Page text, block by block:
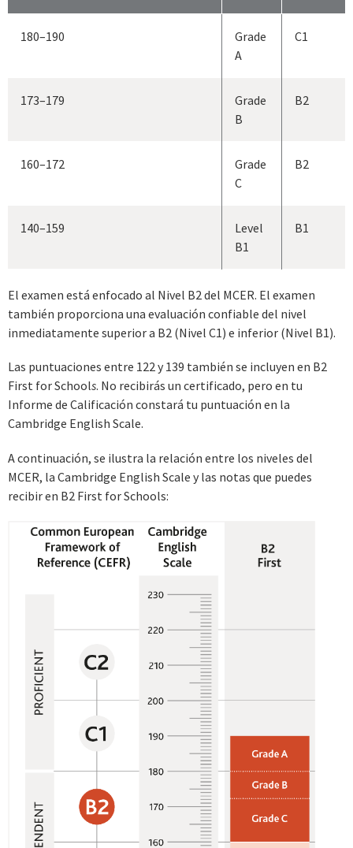
180–190
Grade
A
C1
173–179
Grade
B
B2
160–172
Grade
C
B2
140–159
Level
B1
B1
El examen está enfocado al Nivel B2 del MCER. El examen
también proporciona una evaluación confiable del nivel
inmediatamente superior a B2 (Nivel C1) e inferior (Nivel B1).
Las puntuaciones entre 122 y 139 también se incluyen en B2
First for Schools. No recibirás un certificado, pero en tu
Informe de Calificación constará tu puntuación en la
Cambridge English Scale.
A continuación, se ilustra la relación entre los niveles del
MCER, la Cambridge English Scale y las notas que puedes
recibir en B2 First for Schools: